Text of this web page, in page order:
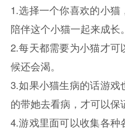
1.选择一个你喜欢的小
陪伴这个小猫一起来成长。
2.每天都需要为小猫才
候还会渴。
3.如果小猫生病的话游
的带她去看病，才可以保
4.游戏里面可以收集各